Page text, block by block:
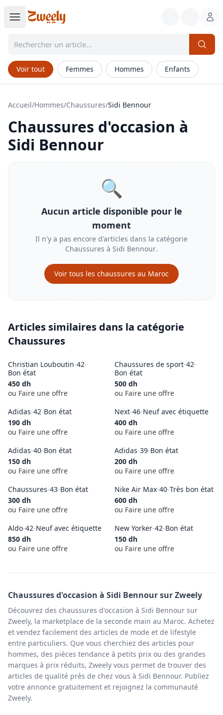
Voir tout Femmes Hommes Enfants
Accueil/Hommes/Chaussures/Sidi Bennour
Chaussures d'occasion à
Sidi Bennour
🔍
Aucun article disponible pour le
moment
Il n'y a pas encore d'articles dans la catégorie
Chaussures à Sidi Bennour.
Voir tous les chaussures au Maroc
Articles similaires dans la catégorie
Chaussures
Christian Louboutin-42-
Bon état
450 dh
ou Faire une offre
Chaussures de sport-42-
Bon état
500 dh
ou Faire une offre
Adidas-42-Bon état
190 dh
ou Faire une offre
Next-46-Neuf avec étiquette
400 dh
ou Faire une offre
Adidas-40-Bon état
150 dh
ou Faire une offre
Adidas-39-Bon état
200 dh
ou Faire une offre
Chaussures-43-Bon état
300 dh
ou Faire une offre
Nike Air Max-40-Très bon état
600 dh
ou Faire une offre
Aldo-42-Neuf avec étiquette
850 dh
ou Faire une offre
New Yorker-42-Bon état
150 dh
ou Faire une offre
Chaussuresd'occasion à Sidi Bennoursur Zweely
Découvrez des chaussures d'occasion à Sidi Bennour sur
Zweely, la marketplace de la seconde main au Maroc. Achetez
et vendez facilement des articles de mode et de lifestyle
entre particuliers. Que vous cherchiez des articles pour
hommes, des pièces tendance à petits prix ou des grandes
marques à prix réduits, Zweely vous permet de trouver des
articles de qualité près de chez vous à Sidi Bennour. Publiez
votre annonce gratuitement et rejoignez la communauté
Zweely.